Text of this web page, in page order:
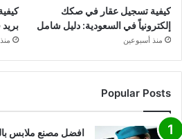
كيفية تسجيل عقار في صكك
إلكترونياً في السعودية: دليل شامل
منذ أسبوعين
Popular Posts
افضل مصنع ملابس بالرياض